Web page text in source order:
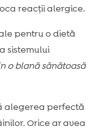
reacții alergice.
pentru o dietă
sistemului
o blană sănătoasă
alegerea perfectă
Orice ar avea